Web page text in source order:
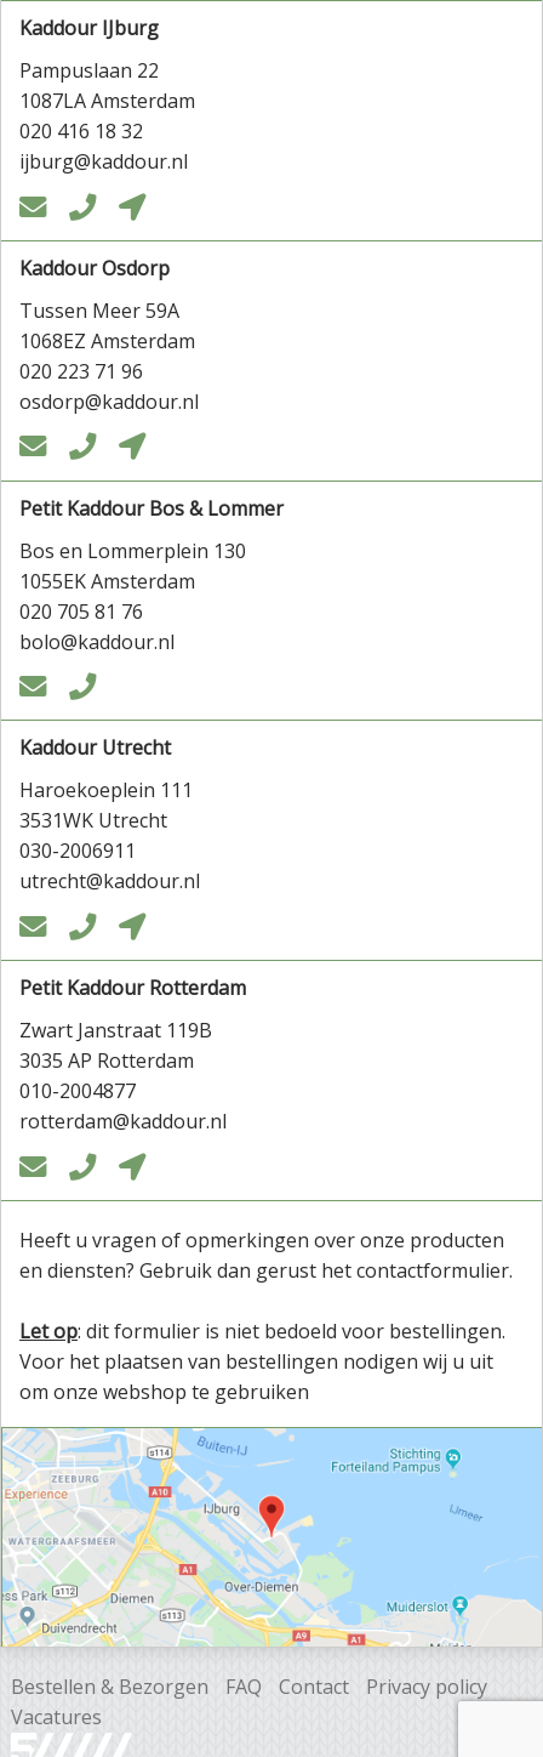
Kaddour IJburg
Pampuslaan 22
1087LA Amsterdam
020 416 18 32
ijburg@kaddour.nl
  
Kaddour Osdorp
Tussen Meer 59A
1068EZ Amsterdam
020 223 71 96
osdorp@kaddour.nl
  
Petit Kaddour Bos & Lommer
Bos en Lommerplein 130
1055EK Amsterdam
020 705 81 76
bolo@kaddour.nl
 
Kaddour Utrecht
Haroekoeplein 111
3531WK Utrecht
030-2006911
utrecht@kaddour.nl
  
Petit Kaddour Rotterdam
Zwart Janstraat 119B
3035 AP Rotterdam
010-2004877
rotterdam@kaddour.nl
  
Heeft u vragen of opmerkingen over onze producten
en diensten? Gebruik dan gerust het contactformulier.
Let op: dit formulier is niet bedoeld voor bestellingen.
Voor het plaatsen van bestellingen nodigen wij u uit
om onze webshop te gebruiken
Bestellen & Bezorgen FAQ Contact
Privacy policy
Vacatures